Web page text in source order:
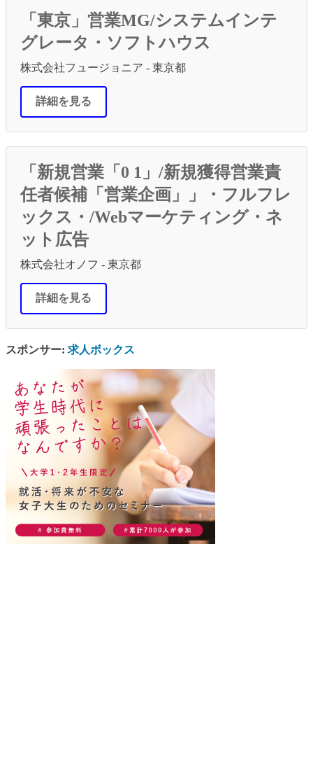
「東京」営業MG/システムインテ
グレータ・ソフトハウス
株式会社フュージョニア - 東京都
詳細を見る
「新規営業「0 1」/新規獲得営業責
任者候補「営業企画」」・フルフレ
ックス・/Webマーケティング・ネ
ット広告
株式会社オノフ - 東京都
詳細を見る
スポンサー: 求人ボックス